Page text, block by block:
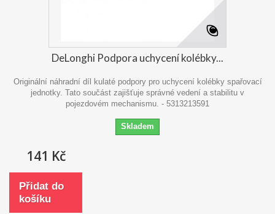
DeLonghi Podpora uchycení kolébky...
Originální náhradní díl kulaté podpory pro uchycení kolébky spařovací
jednotky. Tato součást zajišťuje správné vedení a stabilitu v
pojezdovém mechanismu. - 5313213591
Skladem
141 Kč
Přidat do
košíku